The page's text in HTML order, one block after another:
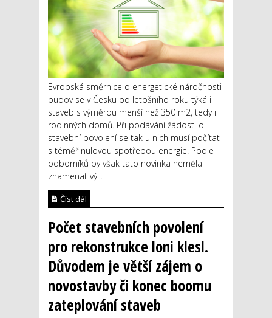
Evropská směrnice o energetické náročnosti
budov se v Česku od letošního roku týká i
staveb s výměrou menší než 350 m2, tedy i
rodinných domů. Při podávání žádosti o
stavební povolení se tak u nich musí počítat
s téměř nulovou spotřebou energie. Podle
odborníků by však tato novinka neměla
znamenat vý...
Číst dál
Počet stavebních povolení
pro rekonstrukce loni klesl.
Důvodem je větší zájem o
novostavby či konec boomu
zateplování staveb